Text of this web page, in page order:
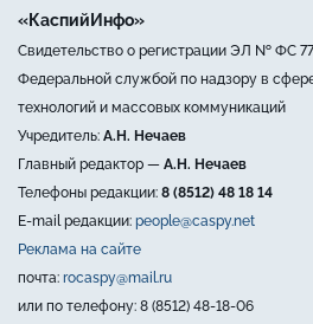
«КаспийИнфо»
Свидетельство о регистрации ЭЛ № ФС 77
Федеральной службой по надзору в
технологий и массовых коммуникаций
Учредитель: А.Н. Нечаев
Главный редактор — А.Н. Нечаев
Телефоны редакции: 8 (8512) 48 18 14
E-mail редакции: people@caspy.net
Реклама на сайте
почта: rocaspy@mail.ru
или по телефону: 8 (8512) 48-18-06